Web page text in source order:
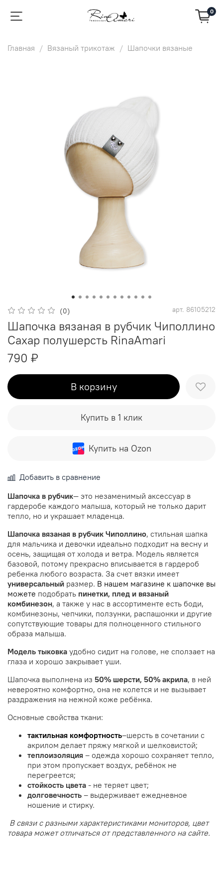
0
Главная Вязаный трикотаж Шапочки вязаные
(0) арт. 86105212
Шапочка вязаная в рубчик Чиполлино
Сахар полушерсть RinaAmari
790 ₽
В корзину
Купить в 1 клик
Купить на Ozon
Добавить в сравнение
Шапочка в рубчик— это незаменимый аксессуар в
гардеробе каждого малыша, который не только дарит
тепло, но и украшает младенца.
Шапочка вязаная в рубчик Чиполлино, стильная шапка
для мальчика и девочки идеально подходит на весну и
осень, защищая от холода и ветра. Модель является
базовой, потому прекрасно вписывается в гардероб
ребенка любого возраста. За счет вязки имеет
универсальный размер. В нашем магазине к шапочке вы
можете подобрать пинетки, плед и вязаный
комбинезон, а также у нас в ассортименте есть боди,
комбинезоны, чепчики, ползунки, распашонки и другие
сопутствующие товары для полноценного стильного
образа малыша.
Модель тыковка удобно сидит на голове, не сползает на
глаза и хорошо закрывает уши.
Шапочка выполнена из 50% шерсти, 50% акрила, в ней
невероятно комфортно, она не колется и не вызывает
раздражения на нежной коже ребёнка.
Основные свойства ткани:
тактильная комфортность–шерсть в сочетании с
акрилом делает пряжу мягкой и шелковистой;
теплоизоляция – одежда хорошо сохраняет тепло,
при этом пропускает воздух, ребёнок не
перегреется;
стойкость цвета - не теряет цвет;
долговечность – выдерживает ежедневное
ношение и стирку.
В связи с разными характеристиками мониторов, цвет
товара может отличаться от представленного на сайте.